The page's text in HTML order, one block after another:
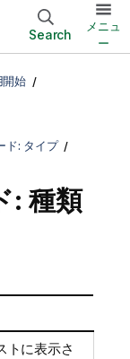
Search
メニュ
ー
始
ド: タイプ
: 種類
トに表示さ